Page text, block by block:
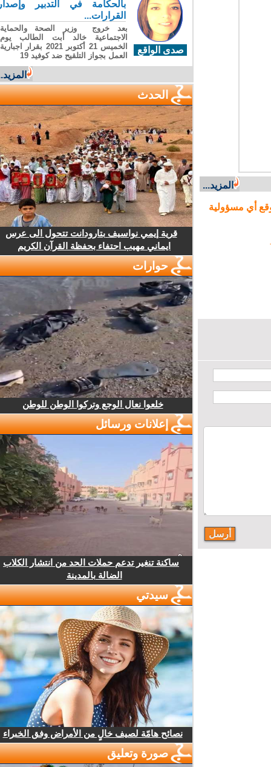
المزيد...
أي مسؤولية
صدى الواقع
بالحكامة في التدبير وإصدار
القرارات...
بعد خروج وزير الصحة والحماية
الاجتماعية خالد أبت الطالب يوم
الخميس 21 أكتوبر 2021 بقرار اجبارية
العمل بجواز التلقيح ضد كوفيد 19
المزيد...
الحدث
قرية إيمي نواسيف بتارودانت تتحول الى عرس
ايماني مهيب احتفاء بحفظة القرآن الكريم
حوارات
خلعوا نعال الوجع وتركوا الوطن للوطن
إعلانات ورسائل
ساكنة تنغير تدعم حملات الحد من انتشار الكلاب
الضالة بالمدينة
سيدتي
نصائح هامّة لصيف خالٍ من الأمراض وفق الخبراء
صورة وتعليق